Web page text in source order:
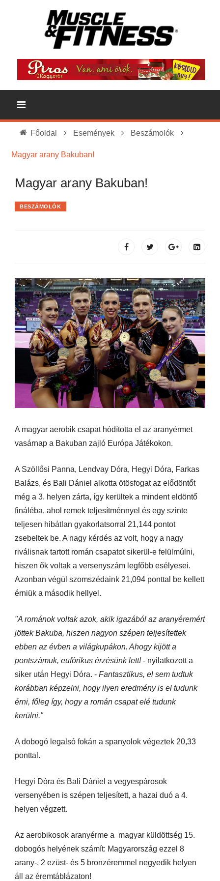
Főoldal Események Beszámolók
Magyar arany Bakuban!
Magyar arany Bakuban!
BESZÁMOLÓK
A magyar aerobik csapat hódította el az aranyérmet
vasárnap a Bakuban zajló Európa Játékokon.
A Szöllősi Panna, Lendvay Dóra, Hegyi Dóra, Farkas
Balázs, és Bali Dániel alkotta ötösfogat az elődöntőt
még a 3. helyen zárta, így kerültek a mindent eldöntő
fináléba, ahol remek teljesítménnyel és egy szinte
teljesen hibátlan gyakorlatsorral 21,144 pontot
zsebeltek be. A nagy kérdés az volt, hogy a nagy
riválisnak tartott román csapatot sikerül-e felülmúlni,
hiszen ők voltak a versenyszám legfőbb esélyesei.
Azonban végül szomszédaink 21,094 ponttal be kellett
érniük a második hellyel.
"A románok voltak azok, akik igazából az aranyéremért
jöttek Bakuba, hiszen nagyon szépen teljesítettek
ebben az évben a világkupákon. Ahogy kijött a
pontszámuk, eufórikus érzésünk lett!- nyilatkozott a
siker után Hegyi Dóra. - Fantasztikus, el sem tudtuk
korábban képzelni, hogy ilyen eredmény is el tudunk
érni, főleg így, hogy a román csapat elé tudunk
kerülni."
A dobogó legalsó fokán a spanyolok végeztek 20,33
ponttal.
Hegyi Dóra és Bali Dániel a vegyespárosok
versenyében is szépen teljesített, a hazai duó a 4.
helyen végzett.
Az aerobikosok aranyérme a magyar küldöttség 15.
dobogós helyének számít: Magyarország ezzel 8
arany-, 2 ezüst- és 5 bronzéremmel negyedik helyen
áll az éremtáblázaton!